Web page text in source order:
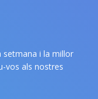
setmana i la millor
vos als nostres